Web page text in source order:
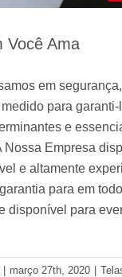
Você Ama
em
para
e
Empresa
e altamente
para em
disponível para
| março 27th, 2020 |